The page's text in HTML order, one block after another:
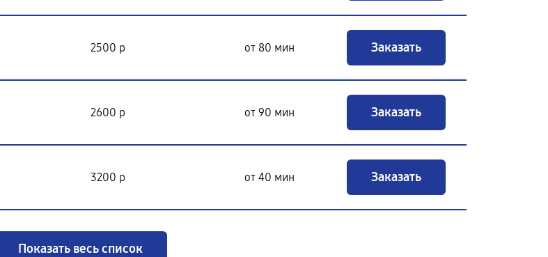
2500 р от 80 мин Заказать
2600 р от 90 мин Заказать
3200 р от 40 мин Заказать
Показать весь список